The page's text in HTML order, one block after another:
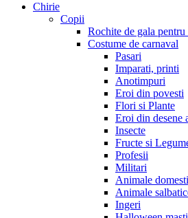
Chirie
Copii
Rochite de gala pentru
Costume de carnaval
Pasari
Imparati, printi
Anotimpuri
Eroi din povesti
Flori si Plante
Eroi din desene
Insecte
Fructe si
Profesii
Militari
Animale
Animale
Ingeri